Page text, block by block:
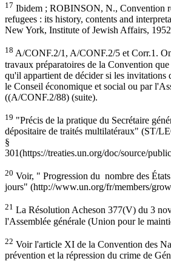
17 Ibidem ; ROBINSON, N., Convention
refugees : its history, contents and
New York, Institute of Jewish Affairs,
18 A/CONF.2/1, A/CONF.2/5 et Corr.1.
travaux préparatoires de la Convention
qu'il appartient de décider si les invitations
le Conseil économique et social ou par
((A/CONF.2/88) (suite).
19 "Précis de la pratique du Secrétaire
dépositaire de traités multilatéraux" (ST/
§
301(https://treaties.un.org/doc/source/
20 Voir, " Progression du nombre des
jours" (http://www.un.org/fr/members/
21 La Résolution Acheson 377(V) du 3
l'Assemblée générale (Union pour le
22 Voir l'article XI de la Convention des
prévention et la répression du crime de